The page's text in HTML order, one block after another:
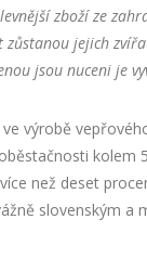
zboží ze
zůstanou jejich
jsou nuceni je
ve výrobě
kolem
než deset
slovenským a